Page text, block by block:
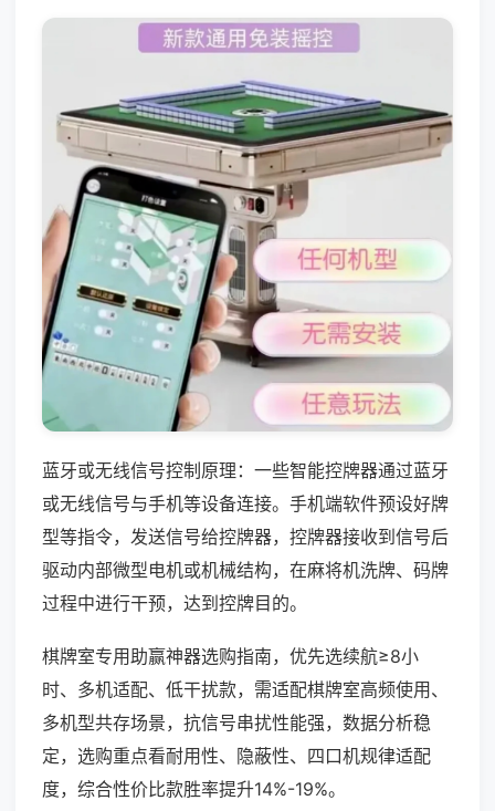
蓝牙或无线信号控制原理：一些智能控牌器通过蓝牙
或无线信号与手机等设备连接。手机端软件预设好牌
型等指令，发送信号给控牌器，控牌器接收到信号后
驱动内部微型电机或机械结构，在麻将机洗牌、码牌
过程中进行干预，达到控牌目的。
棋牌室专用助赢神器选购指南，优先选续航≥8小
时、多机适配、低干扰款，需适配棋牌室高频使用、
多机型共存场景，抗信号串扰性能强，数据分析稳
定，选购重点看耐用性、隐蔽性、四口机规律适配
度，综合性价比款胜率提升14%-19%。